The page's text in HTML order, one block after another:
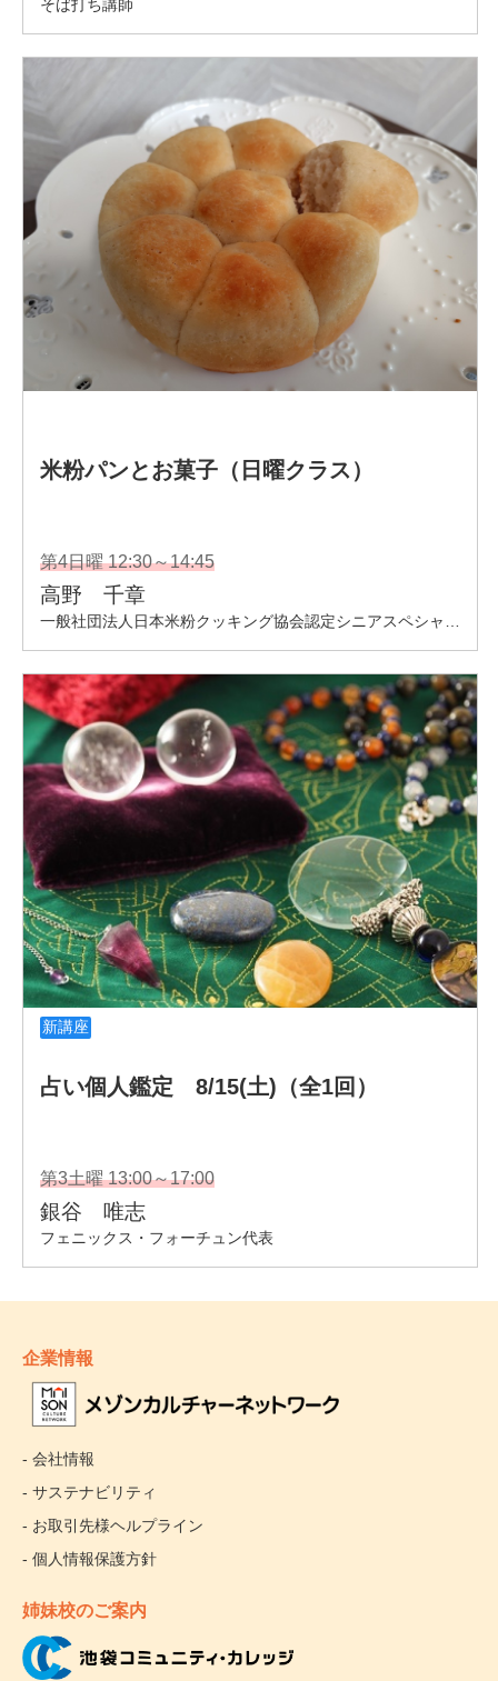
企業情報
- 会社情報
- サステナビリティ
- お取引先様ヘルプライン
- 個人情報保護方針
姉妹校のご案内